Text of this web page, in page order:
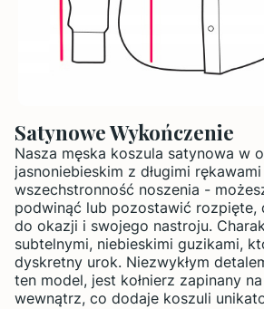
Satynowe Wykończenie
Nasza męska koszula satynowa w
jasnoniebieskim z długimi
wszechstronność noszenia -
podwinąć lub pozostawić rozpięte,
do okazji i swojego nastroju.
subtelnymi, niebieskimi guzikami,
dyskretny urok. Niezwykłym
ten model, jest kołnierz zapinany
wewnątrz, co dodaje koszuli